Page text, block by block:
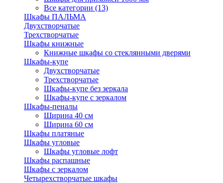
Все категории (13)
Шкафы ПАЛЬМА
Двухстворчатые
Трехстворчатые
Шкафы книжные
Книжные шкафы со стеклянными дверями
Шкафы-купе
Двухстворчатые
Трехстворчатые
Шкафы-купе без зеркала
Шкафы-купе с зеркалом
Шкафы-пеналы
Ширина 40 см
Ширина 60 см
Шкафы платяные
Шкафы угловые
Шкафы угловые лофт
Шкафы распашные
Шкафы с зеркалом
Четырехстворчатые шкафы